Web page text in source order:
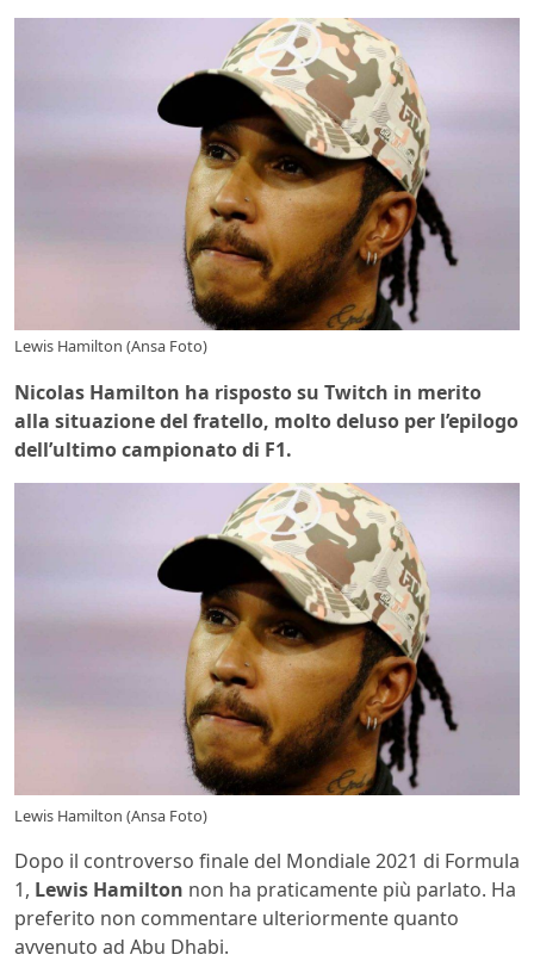
Lewis Hamilton (Ansa Foto)
Nicolas Hamilton ha risposto su Twitch in merito
alla situazione del fratello, molto deluso per l’epilogo
dell’ultimo campionato di F1.
Lewis Hamilton (Ansa Foto)
Dopo il controverso finale del Mondiale 2021 di Formula
1, Lewis Hamilton non ha praticamente più parlato. Ha
preferito non commentare ulteriormente quanto
avvenuto ad Abu Dhabi.